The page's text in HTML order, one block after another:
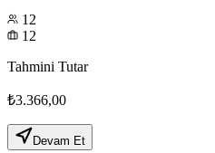
12
12
Tahmini Tutar
₺3.366,00
Devam Et